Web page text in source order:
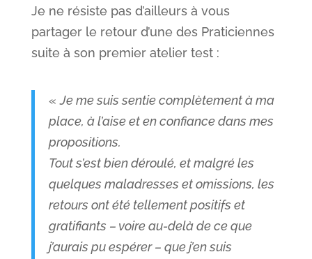
Je ne résiste pas d’ailleurs à vous
partager le retour d’une des Praticiennes
suite à son premier atelier test :
«Je me suis sentie complètement à ma
place, à l’aise et en confiance dans mes
propositions.
Tout s’est bien déroulé, et malgré les
quelques maladresses et omissions, les
retours ont été tellement positifs et
gratifiants – voire au-delà de ce que
j’aurais pu espérer – que j’en suis